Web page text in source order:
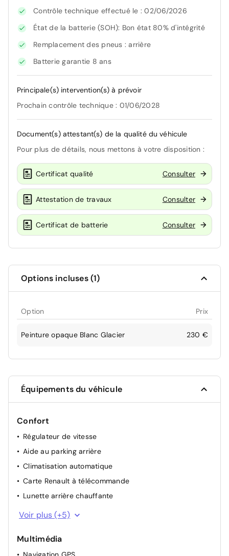
Contrôle technique effectué le : 02/06/2026
État de la batterie (SOH): Bon état 80% d'intégrité
Remplacement des pneus : arrière
Batterie garantie 8 ans
Principale(s) intervention(s) à prévoir
Prochain contrôle technique : 01/06/2028
Document(s) attestant(s) de la qualité du véhicule
Pour plus de détails, nous mettons à votre disposition :
Certificat qualité Consulter
Attestation de travaux Consulter
Certificat de batterie Consulter
Options incluses (1)
Option Prix
Peinture opaque Blanc Glacier 230 €
Équipements du véhicule
Confort
Régulateur de vitesse
Aide au parking arrière
Climatisation automatique
Carte Renault à télécommande
Lunette arrière chauffante
Rétroviseurs extérieurs électriques
Lève-vitres AR manuels
Voir plus (+5)
Multimédia